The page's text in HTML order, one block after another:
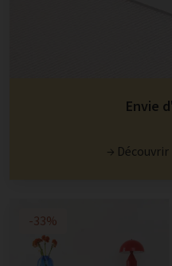
Envie
→
-33%